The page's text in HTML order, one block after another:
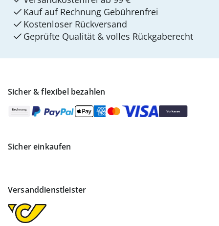
Sicher & flexibel bezahlen
Sicher einkaufen
Versanddienstleister
Kauf auf Rechnung Gebührenfrei
Kostenloser Rückversand
Geprüfte Qualität & volles Rückgaberecht